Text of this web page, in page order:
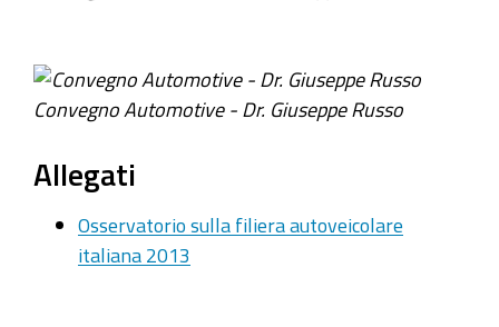
Convegno Automotive - Dr. Giuseppe Russo
Allegati
Osservatorio sulla filiera autoveicolare
italiana 2013